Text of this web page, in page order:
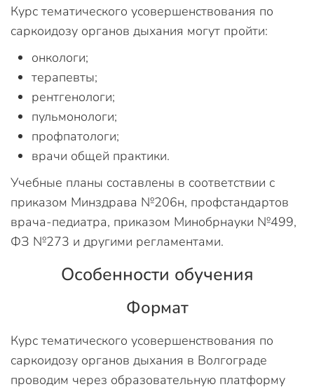
Курс тематического усовершенствования по
саркоидозу органов дыхания могут пройти:
онкологи;
терапевты;
рентгенологи;
пульмонологи;
профпатологи;
врачи общей практики.
Учебные планы составлены в соответствии с
приказом Минздрава №206н, профстандартов
врача-педиатра, приказом Минобрнауки №499,
ФЗ №273 и другими регламентами.
Особенности обучения
Формат
Курс тематического усовершенствования по
саркоидозу органов дыхания в Волгограде
проводим через образовательную платформу